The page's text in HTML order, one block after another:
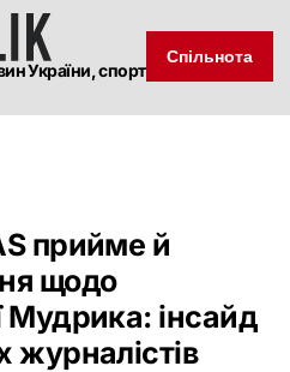
України, спорт
Спільнота
прийме й
щодо
Мудрика: інсайд
журналістів